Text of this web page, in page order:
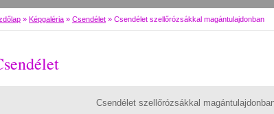
» Képgaléria » Csendélet » Csendélet szellőrózsákkal magántulajdonban
Csendélet szellőrózsákkal